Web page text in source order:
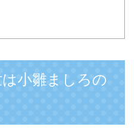
小雛ましろの